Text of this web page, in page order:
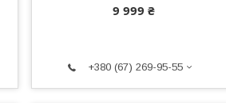
9 999 ₴
+380 (67) 269-95-55